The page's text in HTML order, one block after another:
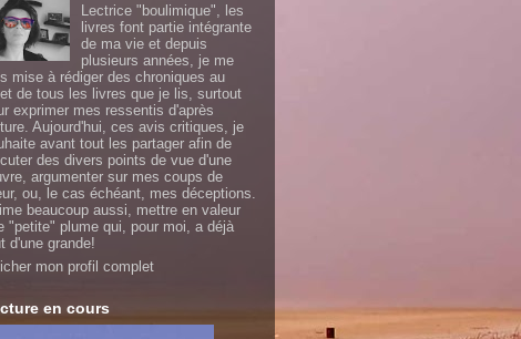
Lectrice "boulimique", les
livres font partie intégrante
de ma vie et depuis
plusieurs années, je me
mise à rédiger des chroniques au
de tous les livres que je lis, surtout
exprimer mes ressentis d'après
Aujourd'hui, ces avis critiques, je
avant tout les partager afin de
des divers points de vue d'une
argumenter sur mes coups de
ou, le cas échéant, mes déceptions.
beaucoup aussi, mettre en valeur
"petite" plume qui, pour moi, a déjà
d'une grande!
mon profil complet
en cours